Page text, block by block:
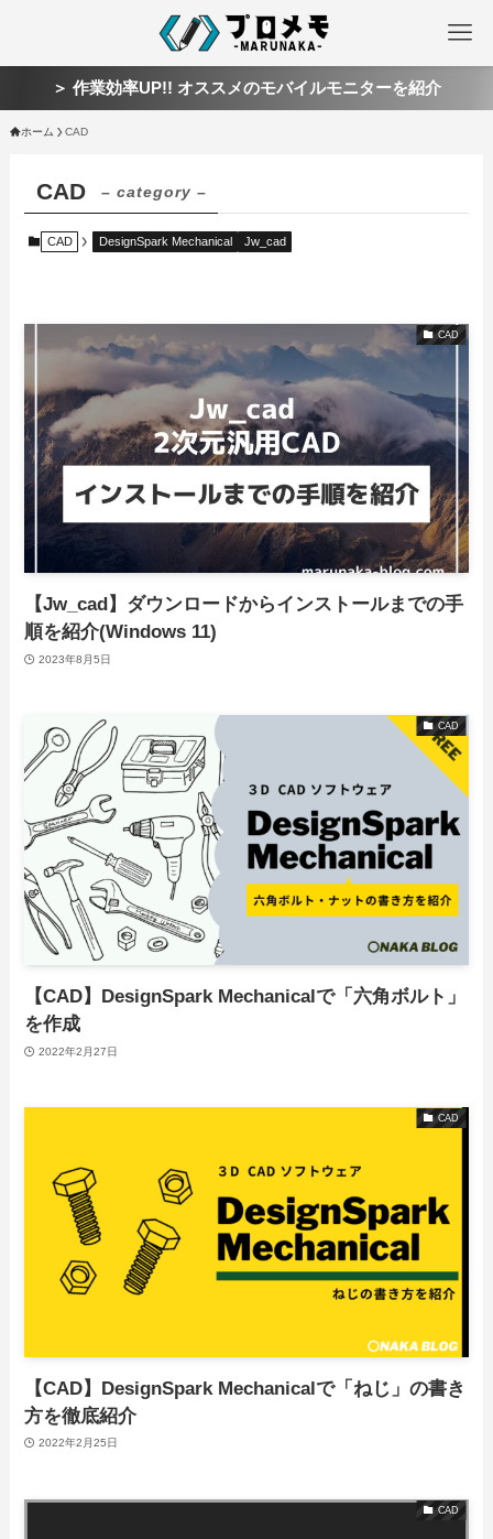
＞ 作業効率UP!! オススメのモバイルモニターを紹介
ホーム CAD
CAD – category –
CAD DesignSpark Mechanical Jw_cad
CAD
【Jw_cad】ダウンロードからインストールまでの手
順を紹介(Windows 11)
2023年8月5日
CAD
【CAD】DesignSpark Mechanicalで「六角ボルト」
を作成
2022年2月27日
CAD
【CAD】DesignSpark Mechanicalで「ねじ」の書き
方を徹底紹介
2022年2月25日
CAD